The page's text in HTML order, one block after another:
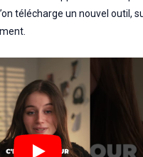
télécharge un nouvel outil,